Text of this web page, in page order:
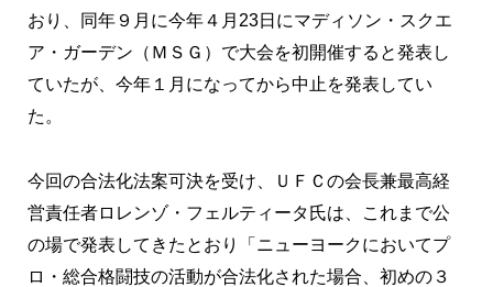
おり、同年９月に今年４月23日にマディソン・スクエ
ア・ガーデン（ＭＳＧ）で大会を初開催すると発表し
ていたが、今年１月になってから中止を発表してい
た。
今回の合法化法案可決を受け、ＵＦＣの会長兼最高経
営責任者ロレンゾ・フェルティータ氏は、これまで公
の場で発表してきたとおり「ニューヨークにおいてプ
ロ・総合格闘技の活動が合法化された場合、初めの３